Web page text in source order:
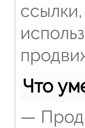
Что
—